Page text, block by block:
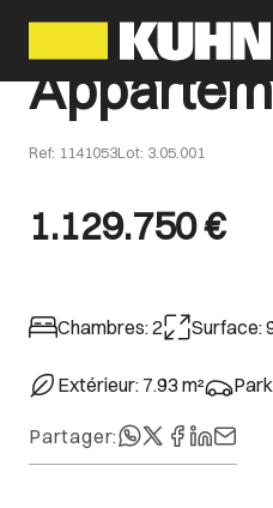
Ref: 1141053Lot: 3.05.001
Chambres:2 Surface:
Extérieur: 7.93 m²
Partager:
1.129.750 €